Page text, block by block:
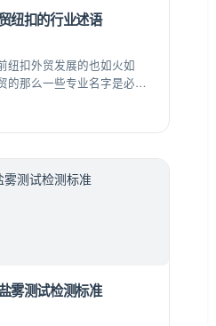
纽扣的行业述语
纽扣外贸发展的也如火如
的那么一些专业名字是必须
雾测试检测标准